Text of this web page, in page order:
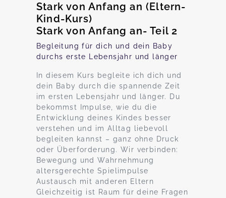
Stark von Anfang an (Eltern-
Kind-Kurs)
Stark von Anfang an- Teil 2
Begleitung für dich und dein Baby
durchs erste Lebensjahr und länger
In diesem Kurs begleite ich dich und
dein Baby durch die spannende Zeit
im ersten Lebensjahr und länger. Du
bekommst Impulse, wie du die
Entwicklung deines Kindes besser
verstehen und im Alltag liebevoll
begleiten kannst – ganz ohne Druck
oder Überforderung. Wir verbinden:
Bewegung und Wahrnehmung
altersgerechte Spielimpulse
Austausch mit anderen Eltern
Gleichzeitig ist Raum für deine Fragen